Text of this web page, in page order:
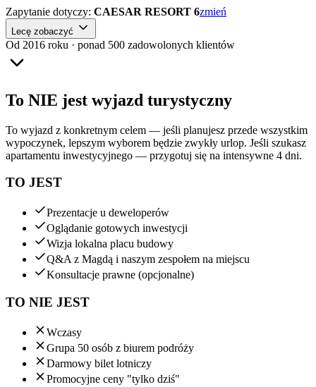
Zapytanie dotyczy: CAESAR RESORT 6zmień
Lecę zobaczyć
Od 2016 roku · ponad 500 zadowolonych klientów
To NIE jest wyjazd turystyczny
To wyjazd z konkretnym celem — jeśli planujesz przede wszystkim
wypoczynek, lepszym wyborem będzie zwykły urlop. Jeśli szukasz
apartamentu inwestycyjnego — przygotuj się na intensywne 4 dni.
TO JEST
Prezentacje u deweloperów
Oglądanie gotowych inwestycji
Wizja lokalna placu budowy
Q&A z Magdą i naszym zespołem na miejscu
Konsultacje prawne (opcjonalne)
TO NIE JEST
Wczasy
Grupa 50 osób z biurem podróży
Darmowy bilet lotniczy
Promocyjne ceny "tylko dziś"